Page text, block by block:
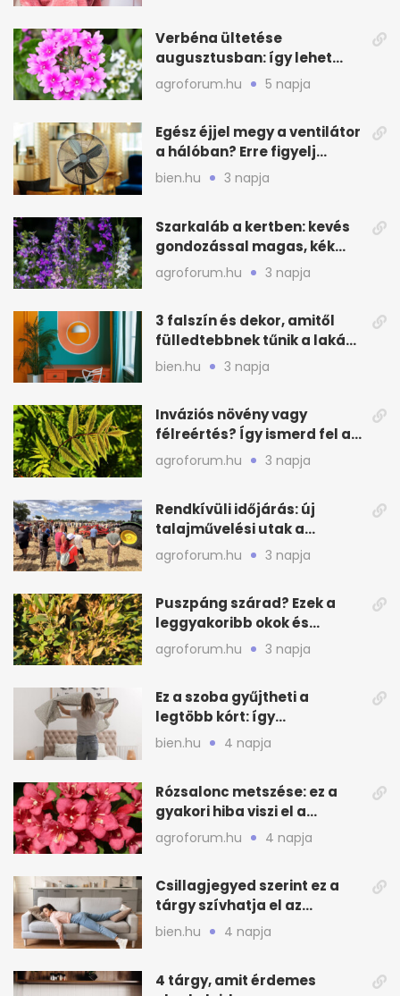
Verbéna ültetése
augusztusban: így lehet
még idén virágos a kert
agroforum.hu 5 napja
Egész éjjel megy a ventilátor
a hálóban? Erre figyelj
alvásnál nyáron
bien.hu 3 napja
Szarkaláb a kertben: kevés
gondozással magas, kék
virágfalat ad
agroforum.hu 3 napja
3 falszín és dekor, amitől
fülledtebbnek tűnik a lakás
nyáron
bien.hu 3 napja
Inváziós növény vagy
félreértés? Így ismerd fel a
valódi kockázatot
agroforum.hu 3 napja
Rendkívüli időjárás: új
talajművelési utak a
gazdáknak
agroforum.hu 3 napja
Puszpáng szárad? Ezek a
leggyakoribb okok és
teendők
agroforum.hu 3 napja
Ez a szoba gyűjtheti a
legtöbb kórt: így
mélytisztítsd otthon
bien.hu 4 napja
Rózsalonc metszése: ez a
gyakori hiba viszi el a
virágzást
agroforum.hu 4 napja
Csillagjegyed szerint ez a
tárgy szívhatja el az
otthonod energiáját
bien.hu 4 napja
4 tárgy, amit érdemes